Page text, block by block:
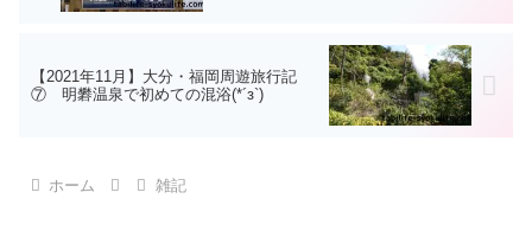
【2021年11月】大分・福岡周遊旅行記
⑦ 明礬温泉で初めての混浴(*´з`)
ホーム 雑記